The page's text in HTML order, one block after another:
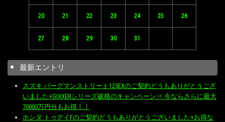
20 21 22 23 24 25 26
27 28 29 30 31
最新エントリ
スズキ バーグマンストリート125EXのご契約どうもありがとうござ
いました+GIXXERシリーズ破格のキャンペーン⇒ 今ならさらに最大
70000万円分もお得！！
ホンダ トゥデイFのご契約どうもありがとうございました+お得な